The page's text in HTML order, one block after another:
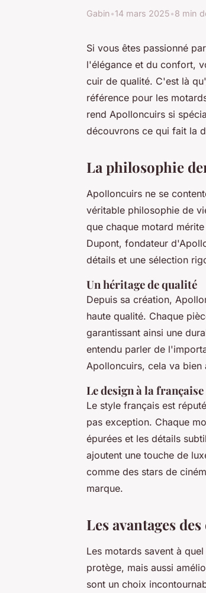
Gabin•14 mars 2025•8 min
Si vous êtes passionné
l'élégance et du confort,
cuir de qualité. C'est là qu'
référence pour les
rend Apolloncuirs si
découvrons ce qui fait la
La philosophie
Apolloncuirs ne se
véritable philosophie de
que chaque motard
Dupont, fondateur
détails et une sélection
Un héritage de qualité
Depuis sa création,
haute qualité. Chaque
garantissant ainsi une
entendu parler de
Apolloncuirs, cela va bien
Le design à la française
Le style français est
pas exception. Chaque
épurées et les détails
ajoutent une touche de
comme des stars de
marque.
Les avantages
Les motards savent à
protège, mais aussi
sont un choix